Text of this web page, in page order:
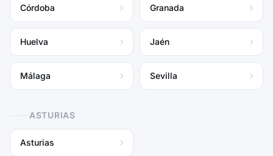
Córdoba Granada
Huelva Jaén
Málaga Sevilla
ASTURIAS
Asturias